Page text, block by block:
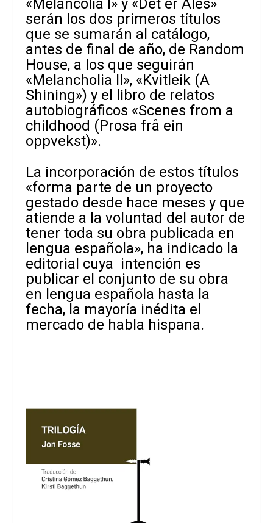
«Melancolía I» y «Det er Ales»
serán los dos primeros títulos
que se sumarán al catálogo,
antes de final de año, de Random
House, a los que seguirán
«Melancholia II», «Kvitleik (A
Shining») y el libro de relatos
autobiográficos «Scenes from a
childhood (Prosa frå ein
oppvekst)».
La incorporación de estos títulos
«forma parte de un proyecto
gestado desde hace meses y que
atiende a la voluntad del autor de
tener toda su obra publicada en
lengua española», ha indicado la
editorial cuya intención es
publicar el conjunto de su obra
en lengua española hasta la
fecha, la mayoría inédita el
mercado de habla hispana.